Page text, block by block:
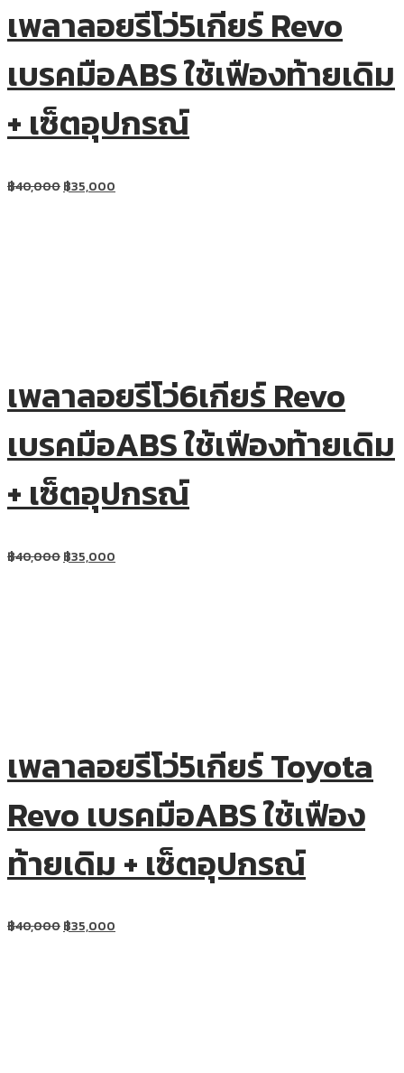
เพลาลอยรีโว่5เกียร์ Revo
เบรคมือABS ใช้เฟืองท้ายเดิม
+ เซ็ตอุปกรณ์
฿40,000฿35,000
เพลาลอยรีโว่6เกียร์ Revo
เบรคมือABS ใช้เฟืองท้ายเดิม
+ เซ็ตอุปกรณ์
฿40,000฿35,000
เพลาลอยรีโว่5เกียร์ Toyota
Revo เบรคมือABS ใช้เฟือง
ท้ายเดิม + เซ็ตอุปกรณ์
฿40,000฿35,000